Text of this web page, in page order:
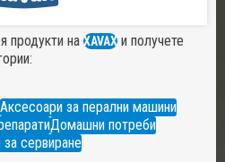
продукти на XAVAX и получете
Аксесоари за перални машини
Домашни потреби
сервиране